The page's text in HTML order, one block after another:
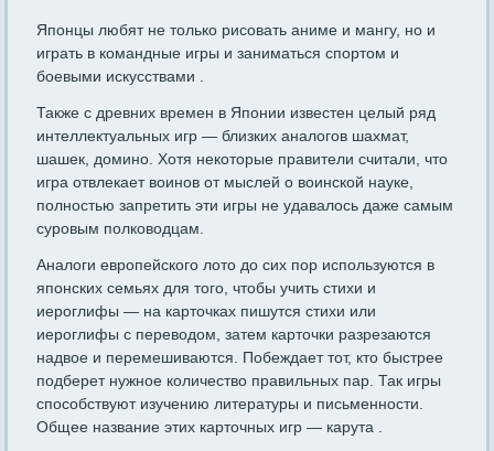
Японцы любят не только рисовать аниме и мангу, но и
играть в командные игры и заниматься спортом и
боевыми искусствами .
Также с древних времен в Японии известен целый ряд
интеллектуальных игр — близких аналогов шахмат,
шашек, домино. Хотя некоторые правители считали, что
игра отвлекает воинов от мыслей о воинской науке,
полностью запретить эти игры не удавалось даже самым
суровым полководцам.
Аналоги европейского лото до сих пор используются в
японских семьях для того, чтобы учить стихи и
иероглифы — на карточках пишутся стихи или
иероглифы с переводом, затем карточки разрезаются
надвое и перемешиваются. Побеждает тот, кто быстрее
подберет нужное количество правильных пар. Так игры
способствуют изучению литературы и письменности.
Общее название этих карточных игр — карута .